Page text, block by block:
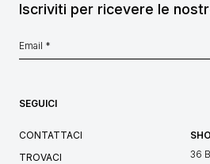
Iscriviti per ricevere le
SEGUICI
CONTATTACI
TROVACI
36